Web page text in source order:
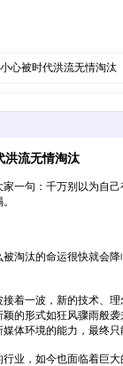
心被时代洪流无情淘汰
洪流无情淘汰
一句：千万别以为自
淘汰的命运很快就会
着一波，新的技术、
的形式如狂风骤雨般
体环境的能力，最终
业，如今也面临着巨